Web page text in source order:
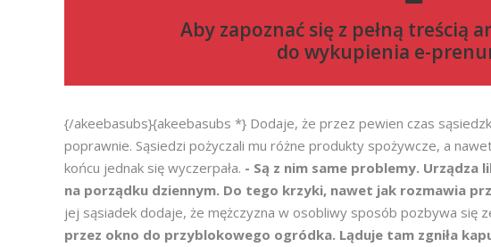
Aby zapoznać się z pełną treścią
do wykupienia e-
{/akeebasubs}{akeebasubs *} Dodaje, że przez pewien czas
poprawnie. Sąsiedzi pożyczali mu różne produkty spożywcze, a
końcu jednak się wyczerpała. - Są z nim same problemy. Urządza
na porządku dziennym. Do tego krzyki, nawet jak rozmawia
jej sąsiadek dodaje, że mężczyzna w osobliwy sposób pozbywa się
przez okno do przyblokowego ogródka. Ląduje tam zgniła